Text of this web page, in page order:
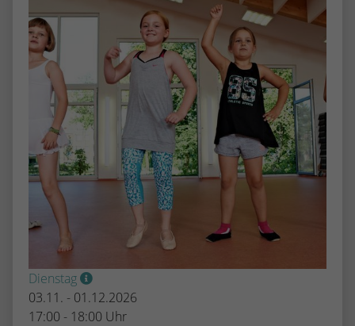
Dienstag
03.11. - 01.12.2026
17:00 - 18:00 Uhr